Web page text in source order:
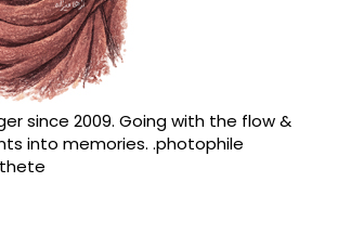
since 2009. Going with the flow &
into memories. .photophile